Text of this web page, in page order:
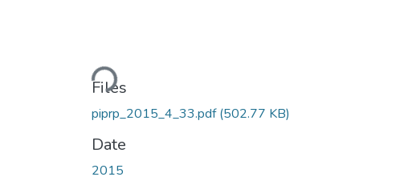
Loading...
Files
piprp_2015_4_33.pdf(502.77 KB)
Date
2015